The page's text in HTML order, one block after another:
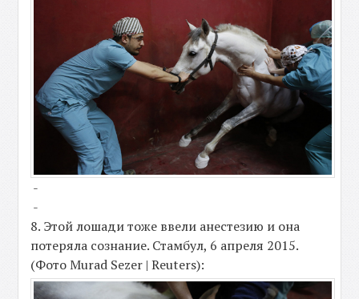
-
-
8. Этой лошади тоже ввели анестезию и она
потеряла сознание. Стамбул, 6 апреля 2015.
(Фото Murad Sezer | Reuters):